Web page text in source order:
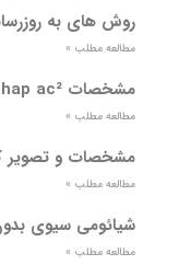
روش های به
مطالعه مطلب »
مشخصات hap ac²
مطالعه مطلب »
مشخصات و تصویر کامل
مطالعه مطلب »
شیائومی سیوی
مطالعه مطلب »